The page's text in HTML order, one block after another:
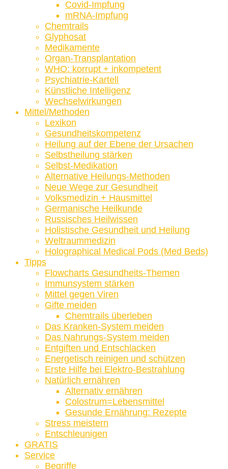
Covid-Impfung
mRNA-Impfung
Chemtrails
Glyphosat
Medikamente
Organ-Transplantation
WHO: korrupt + inkompetent
Psychiatrie-Kartell
Künstliche Intelligenz
Wechselwirkungen
Mittel/Methoden
Lexikon
Gesundheitskompetenz
Heilung auf der Ebene der Ursachen
Selbstheilung stärken
Selbst-Medikation
Alternative Heilungs-Methoden
Neue Wege zur Gesundheit
Volksmedizin + Hausmittel
Germanische Heilkunde
Russisches Heilwissen
Holistische Gesundheit und Heilung
Weltraummedizin
Holographical Medical Pods (Med Beds)
Tipps
Flowcharts Gesundheits-Themen
Immunsystem stärken
Mittel gegen Viren
Gifte meiden
Chemtrails überleben
Das Kranken-System meiden
Das Nahrungs-System meiden
Entgiften und Entschlacken
Energetisch reinigen und schützen
Erste Hilfe bei Elektro-Bestrahlung
Natürlich ernähren
Alternativ ernähren
Colostrum=Lebensmittel
Gesunde Ernährung: Rezepte
Stress meistern
Entschleunigen
GRATIS
Service
Begriffe